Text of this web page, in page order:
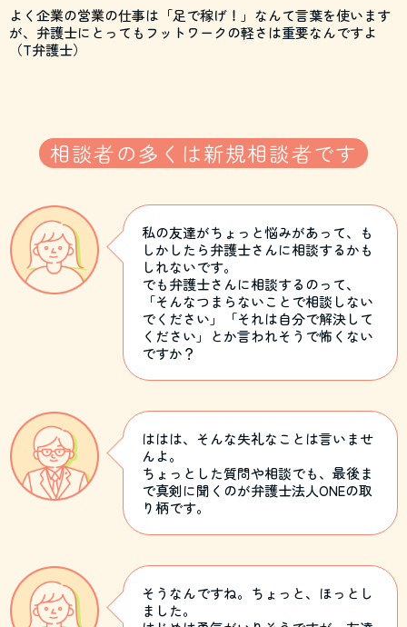
よく企業の営業の仕事は「足で稼げ！」なんて言葉を使います
が、弁護士にとってもフットワークの軽さは重要なんですよ
（T弁護士）
相談者の多くは新規相談者です
私の友達がちょっと悩みがあって、も
しかしたら弁護士さんに相談するかも
しれないです。
でも弁護士さんに相談するのって、
「そんなつまらないことで相談しない
でください」「それは自分で解決して
ください」とか言われそうで怖くない
ですか？
ははは、そんな失礼なことは言いませ
んよ。
ちょっとした質問や相談でも、最後ま
で真剣に聞くのが弁護士法人ONEの取
り柄です。
そうなんですね。ちょっと、ほっとし
ました。